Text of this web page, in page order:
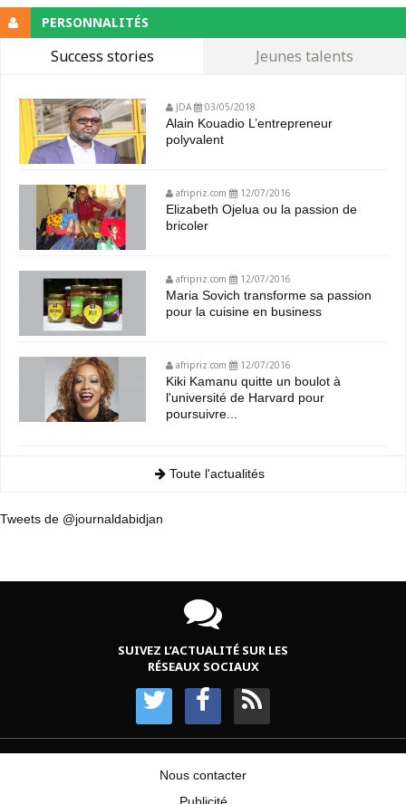
PERSONNALITÉS
Success stories Jeunes talents
JDA 03/05/2018
Alain Kouadio L’entrepreneur
polyvalent
afripriz.com 12/07/2016
Elizabeth Ojelua ou la passion de
bricoler
afripriz.com 12/07/2016
Maria Sovich transforme sa passion
pour la cuisine en business
afripriz.com 12/07/2016
Kiki Kamanu quitte un boulot à
l'université de Harvard pour
poursuivre...
Toute l'actualités
Tweets de @journaldabidjan
SUIVEZ L’ACTUALITÉ SUR LES
RÉSEAUX SOCIAUX
Nous contacter